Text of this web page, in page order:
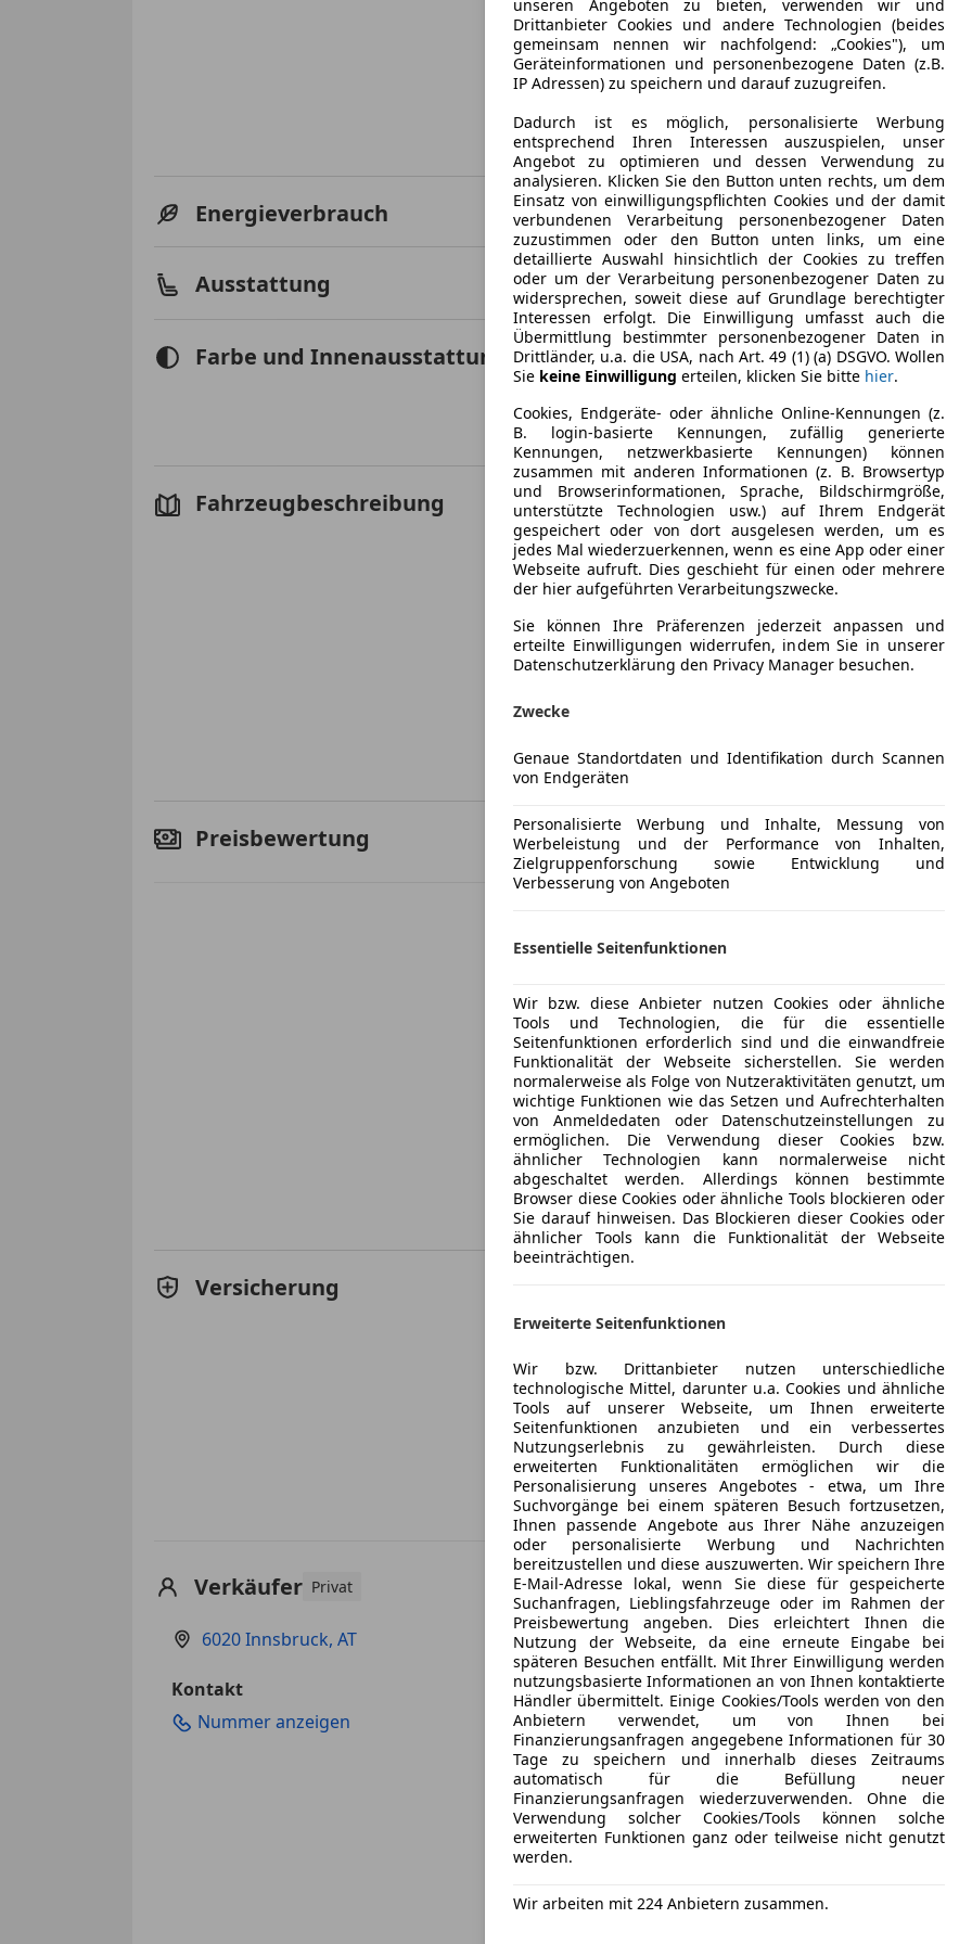
Energieverbrauch Kraftstoff Diesel
Ausstattung Komfort
2-Zonen-
360°
Armlehne
Einparkhilfe
Elektrische
Getönte
Lichtsensor
Unterhaltung/Media
Bluetooth
USB
Sicherheit
ABS
Airbag
ESP
Isofix
LED-
Seitenairbag
Tagfahrlicht
Voll-LED
Extras
Alufelgen
Dachreling
Mehr anzeigen
Farbe und Innenausstattung Außenfarbe
Bronze
Innenausstattung
Teilleder
Fahrzeugbeschreibung
Das Fahrzeug ist in einem einwandfreien und
Der letzte Service wurde bei Mercedes Auer bei
135.000 km durchgeführt.
Eine Probefahrt sowie sämtliche Tests sind
inclusive HARDTOP TYPE E in Wagenfarbe (
8-FACH-LAUTSPRECHERSYSTEM
ABLAGENETZ IM BEIFAHRERFUSSRAUM
ABSCHLEPPHAKEN HINTEN
ABSCHLIESSBARES HANDSCHUHFACH
AKTIVER BREMS-ASSISTENT
ALLRAD ZUSCHALTBAR MIT GETRIEBEUNTERSETZUNG
ANHAENGERKUPPLUNG KUGELKOPF FEST
AUSSCHLIESSSCHUTZ
AUSSENSPIEGEL HEIZBAR UND ELEKTRISCH
AUSSENTEMPERATURSENSOR KLIMAANLAGE
AUSSTIEGSLEUCHTEN
AXINITBRONZE METALLIC PREMIUM LACK
BEIFAHRERSITZ ELEKTRISCH VERSTELLBAR
BELEUCHTUNG FUER FUSSRAUM VORNE
BEREIFUNG 255/60R18
BERGANFAHRHILFE
BERGANFAHRHILFE DSR
BREMSANLAGE MIT ABS UND ASR
DACHRELING ELOXIERT
EMISSIONSKLASSE EURO 6
FAHRERSITZ ELEKTRISCH VERSTELLBAR
FENSTERHEBER ELEKTRISCH
FONDSITZBANK 3-SITZER
FRONTSCHEIBE WAERMEDAEMMEND
GARMIN MAP PILOT NAVIGATIONSPAKET
GETRIEBEUEBERSETZUNGEN (M9T AT)
HECKLEUCHTEN IN LED-TECHNIK
HECKSCHEIBE HEIZBAR
INNENHIMMEL MACCHIATOBEIGE
INNENRAUMLEUCHTEN IM FOND
INNENSPIEGEL AUTOMATISCH ABBLENDBAR
I-SIZE KINDERSITZBEFESTIGUNG
KEYLESS GO
KLIMATISIERUNGSAUTOMATIK THERMOTRONIC
KOMFORT-DACHBEDIENEINHEIT
KOMFORTFAHRWERK
KOMFORT-SONNENBLENDE FAHRERSEITE +
KOMM.-MODUL MERCEDES ME CONNECT DIENSTE
LASTENVERANKERUNGSSCHIENENSYSTEM
LED HIGH PERFORMANCE-SCHEINWERFER
LEDERLENKRAD
Mehr anzeigen
Preisbewertung Mehr anzeigen
Versicherung
Versicherungsschutz an Ihre Bedürfnisse
Freischaden-Gutschein ab Stufe 0
Auto einfach online versichern & Rabatt holen
Jetzt berechnen
Verkäufer Privat
6020 Innsbruck, AT
Kontakt
Nummer anzeigen
Anbieter
Deine Nachricht
3 ähnliche
Ich erlaube
unseren Angeboten zu bieten, verwenden wir und
Drittanbieter Cookies und andere Technologien (beides
gemeinsam nennen wir nachfolgend: „Cookies"), um
Geräteinformationen und personenbezogene Daten (z.B.
IP Adressen) zu speichern und darauf zuzugreifen.
Dadurch ist es möglich, personalisierte Werbung
entsprechend Ihren Interessen auszuspielen, unser
Angebot zu optimieren und dessen Verwendung zu
analysieren. Klicken Sie den Button unten rechts, um dem
Einsatz von einwilligungspflichten Cookies und der damit
verbundenen Verarbeitung personenbezogener Daten
zuzustimmen oder den Button unten links, um eine
detaillierte Auswahl hinsichtlich der Cookies zu treffen
oder um der Verarbeitung personenbezogener Daten zu
widersprechen, soweit diese auf Grundlage berechtigter
Interessen erfolgt. Die Einwilligung umfasst auch die
Übermittlung bestimmter personenbezogener Daten in
Drittländer, u.a. die USA, nach Art. 49 (1) (a) DSGVO. Wollen
Sie keine Einwilligung erteilen, klicken Sie bitte hier.
Cookies, Endgeräte- oder ähnliche Online-Kennungen (z.
B. login-basierte Kennungen, zufällig generierte
Kennungen, netzwerkbasierte Kennungen) können
zusammen mit anderen Informationen (z. B. Browsertyp
und Browserinformationen, Sprache, Bildschirmgröße,
unterstützte Technologien usw.) auf Ihrem Endgerät
gespeichert oder von dort ausgelesen werden, um es
jedes Mal wiederzuerkennen, wenn es eine App oder einer
Webseite aufruft. Dies geschieht für einen oder mehrere
der hier aufgeführten Verarbeitungszwecke.
Sie können Ihre Präferenzen jederzeit anpassen und
erteilte Einwilligungen widerrufen, indem Sie in unserer
Datenschutzerklärung den Privacy Manager besuchen.
Zwecke
Genaue Standortdaten und Identifikation durch Scannen
von Endgeräten
Personalisierte Werbung und Inhalte, Messung von
Werbeleistung und der Performance von Inhalten,
Zielgruppenforschung sowie Entwicklung und
Verbesserung von Angeboten
Essentielle Seitenfunktionen
Wir bzw. diese Anbieter nutzen Cookies oder ähnliche
Tools und Technologien, die für die essentielle
Seitenfunktionen erforderlich sind und die einwandfreie
Funktionalität der Webseite sicherstellen. Sie werden
normalerweise als Folge von Nutzeraktivitäten genutzt, um
wichtige Funktionen wie das Setzen und Aufrechterhalten
von Anmeldedaten oder Datenschutzeinstellungen zu
ermöglichen. Die Verwendung dieser Cookies bzw.
ähnlicher Technologien kann normalerweise nicht
abgeschaltet werden. Allerdings können bestimmte
Browser diese Cookies oder ähnliche Tools blockieren oder
Sie darauf hinweisen. Das Blockieren dieser Cookies oder
ähnlicher Tools kann die Funktionalität der Webseite
beeinträchtigen.
Erweiterte Seitenfunktionen
Wir bzw. Drittanbieter nutzen unterschiedliche
technologische Mittel, darunter u.a. Cookies und ähnliche
Tools auf unserer Webseite, um Ihnen erweiterte
Seitenfunktionen anzubieten und ein verbessertes
Nutzungserlebnis zu gewährleisten. Durch diese
erweiterten Funktionalitäten ermöglichen wir die
Personalisierung unseres Angebotes - etwa, um Ihre
Suchvorgänge bei einem späteren Besuch fortzusetzen,
Ihnen passende Angebote aus Ihrer Nähe anzuzeigen
oder personalisierte Werbung und Nachrichten
bereitzustellen und diese auszuwerten. Wir speichern Ihre
E-Mail-Adresse lokal, wenn Sie diese für gespeicherte
Suchanfragen, Lieblingsfahrzeuge oder im Rahmen der
Preisbewertung angeben. Dies erleichtert Ihnen die
Nutzung der Webseite, da eine erneute Eingabe bei
späteren Besuchen entfällt. Mit Ihrer Einwilligung werden
nutzungsbasierte Informationen an von Ihnen kontaktierte
Händler übermittelt. Einige Cookies/Tools werden von den
Anbietern verwendet, um von Ihnen bei
Finanzierungsanfragen angegebene Informationen für 30
Tage zu speichern und innerhalb dieses Zeitraums
automatisch für die Befüllung neuer
Finanzierungsanfragen wiederzuverwenden. Ohne die
Verwendung solcher Cookies/Tools können solche
erweiterten Funktionen ganz oder teilweise nicht genutzt
werden.
Wir arbeiten mit 224 Anbietern zusammen.